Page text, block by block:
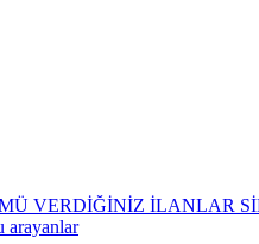
VERDİĞİNİZ İLANLAR
arayanlar